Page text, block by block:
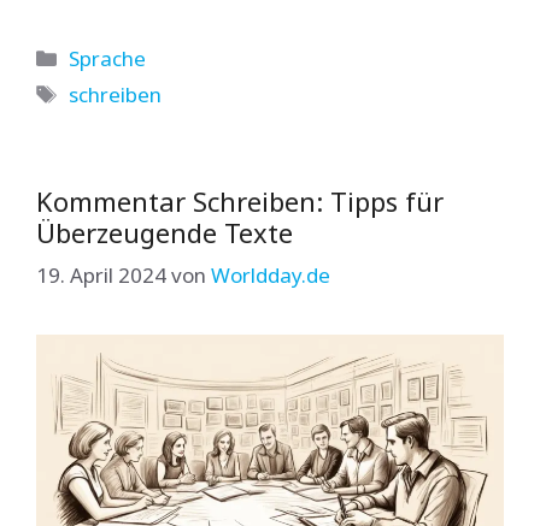
Kategorien
Sprache
Schlagwörter
schreiben
Kommentar Schreiben: Tipps für
Überzeugende Texte
19. April 2024von Worldday.de